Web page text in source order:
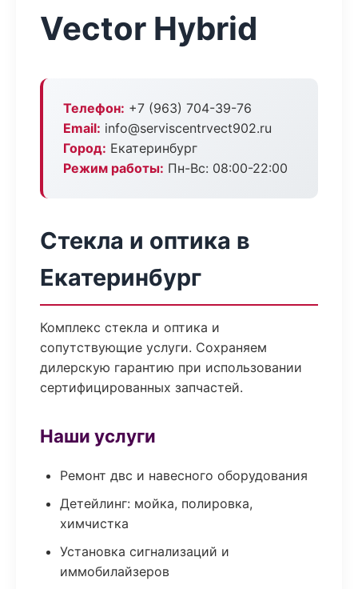
Vector Hybrid
Телефон: +7 (963) 704-39-76
Email: info@serviscentrvect902.ru
Город: Екатеринбург
Режим работы: Пн-Вс: 08:00-22:00
Стекла и оптика в
Екатеринбург
Комплекс стекла и оптика и
сопутствующие услуги. Сохраняем
дилерскую гарантию при использовании
сертифицированных запчастей.
Наши услуги
Ремонт двс и навесного оборудования
Детейлинг: мойка, полировка,
химчистка
Установка сигнализаций и
иммобилайзеров